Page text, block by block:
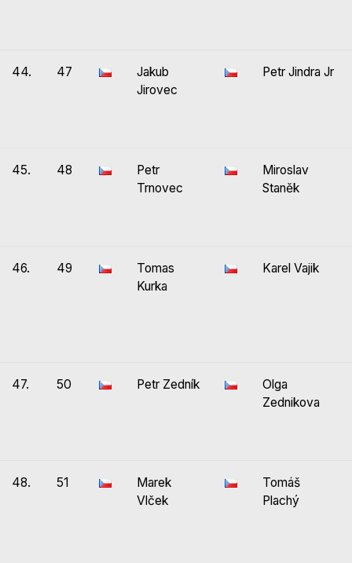
44. 47
Jakub
Jirovec
Petr Jindra Jr
45. 48
Petr
Trnovec
Miroslav
Staněk
46. 49
Tomas
Kurka
Karel Vajik
47. 50 Petr Zedník
Olga
Zednikova
48. 51
Marek
Vlček
Tomáš
Plachý